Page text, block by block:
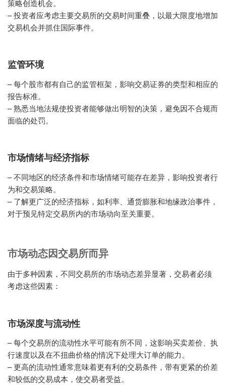
策略创造机会。
– 投资者应考虑主要交易所的交易时间重叠，以最大限度地增加
交易机会并抓住国际事件。
监管环境
– 每个股市都有自己的监管框架，影响交易证券的类型和相应的
报告标准。
– 熟悉当地法规使投资者能够做出明智的决策，避免因不合规而
面临的处罚。
市场情绪与经济指标
– 不同地区的经济条件和市场情绪可能存在差异，影响投资者行
为和交易策略。
– 了解更广泛的经济指标，如利率、通货膨胀和地缘政治事件，
对于预见特定交易所内的市场动向至关重要。
市场动态因交易所而异
由于多种因素，不同交易所的市场动态差异显著，交易者必须
考虑这些因素：
市场深度与流动性
– 每个交易所的流动性水平可能有所不同，这影响买卖差价、执
行速度以及在不扭曲价格的情况下处理大订单的能力。
– 更高的流动性通常意味着更有利的交易条件，带有更紧的价差
和较低的交易成本，使交易者受益。